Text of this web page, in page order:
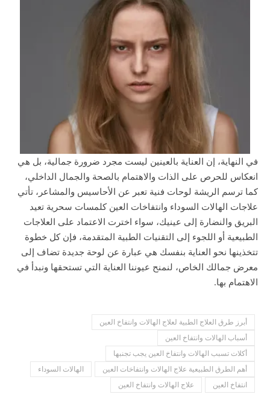
في النهاية، إن العناية بالعينين ليست مجرد ضرورة جمالية، بل هي
انعكاس للحرص على الذات والاهتمام بالصحة والجمال الداخلي،
كما ترسم الريشة لوحات فنية تعبر عن الأحاسيس والمشاعر، تأتي
علاجات الهالات السوداء وانتفاخات العين كلمسات سحرية تعيد
البريق والنضارة إلى عينيك، سواء اخترت الاعتماد على العلاجات
الطبيعية أو اللجوء إلى التقنيات الطبية المتقدمة، فإن كل خطوة
تتخذينها نحو العناية بنفسك هي عبارة عن لوحة جديدة تضاف إلى
معرض جمالك الخاص، لنمنح عيوننا العناية التي تستحقها ونبدأ في
الاهتمام بها.
أبرز طرق العلاج الطبية لعلاج الهالات وانتفاخ العين
أسباب الهالات وانتفاخ العين
أكلات تسبب الهالات وانتفاخ العين يجب تجنبها
أهم الطرق الطبيعية علاج الهالات وانتفاخات العين
الهالات السوداء
انتفاخ العين
علاج الهالات وانتفاخ العين